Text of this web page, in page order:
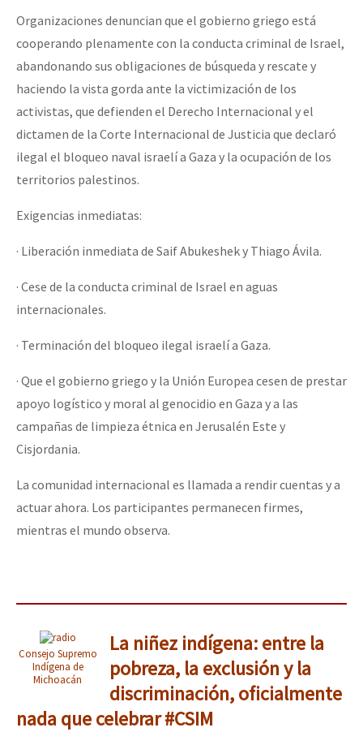
Organizaciones denuncian que el gobierno griego está
cooperando plenamente con la conducta criminal de Israel,
abandonando sus obligaciones de búsqueda y rescate y
haciendo la vista gorda ante la victimización de los
activistas, que defienden el Derecho Internacional y el
dictamen de la Corte Internacional de Justicia que declaró
ilegal el bloqueo naval israelí a Gaza y la ocupación de los
territorios palestinos.
Exigencias inmediatas:
· Liberación inmediata de Saif Abukeshek y Thiago Ávila.
· Cese de la conducta criminal de Israel en aguas
internacionales.
· Terminación del bloqueo ilegal israelí a Gaza.
· Que el gobierno griego y la Unión Europea cesen de prestar
apoyo logístico y moral al genocidio en Gaza y a las
campañas de limpieza étnica en Jerusalén Este y
Cisjordania.
La comunidad internacional es llamada a rendir cuentas y a
actuar ahora. Los participantes permanecen firmes,
mientras el mundo observa.
Consejo Supremo
Indígena de
Michoacán
La niñez indígena: entre la
pobreza, la exclusión y la
discriminación, oficialmente
nada que celebrar #CSIM